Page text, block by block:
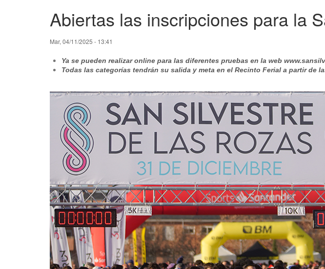
Abiertas las inscripciones para la
Mar, 04/11/2025 - 13:41
Ya se pueden realizar online para las diferentes pruebas en la web
Todas las categorías tendrán su salida y meta en el Recinto Ferial a partir de